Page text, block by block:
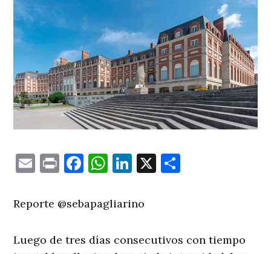
EmailPrintFacebook
WhatsApp
LinkedIn
X
Reporte @sebapagliarino
Luego de tres días consecutivos con tiempo